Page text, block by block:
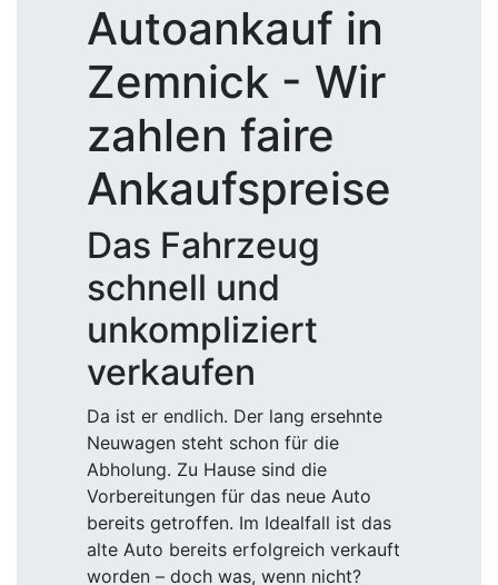
Autoankauf in
Zemnick - Wir
zahlen faire
Ankaufspreise
Das Fahrzeug
schnell und
unkompliziert
verkaufen
Da ist er endlich. Der lang ersehnte
Neuwagen steht schon für die
Abholung. Zu Hause sind die
Vorbereitungen für das neue Auto
bereits getroffen. Im Idealfall ist das
alte Auto bereits erfolgreich verkauft
worden – doch was, wenn nicht?